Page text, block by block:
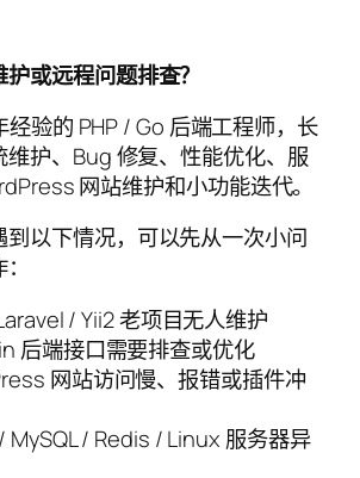
或远程问题排查？
经验的 PHP / Go 后端工程师，长
护、Bug 修复、性能优化、服
网站维护和小功能迭代。
以下情况，可以先从一次小问
/ Yii2 老项目无人维护
后端接口需要排查或优化
网站访问慢、报错或插件冲
MySQL / Redis / Linux 服务器异